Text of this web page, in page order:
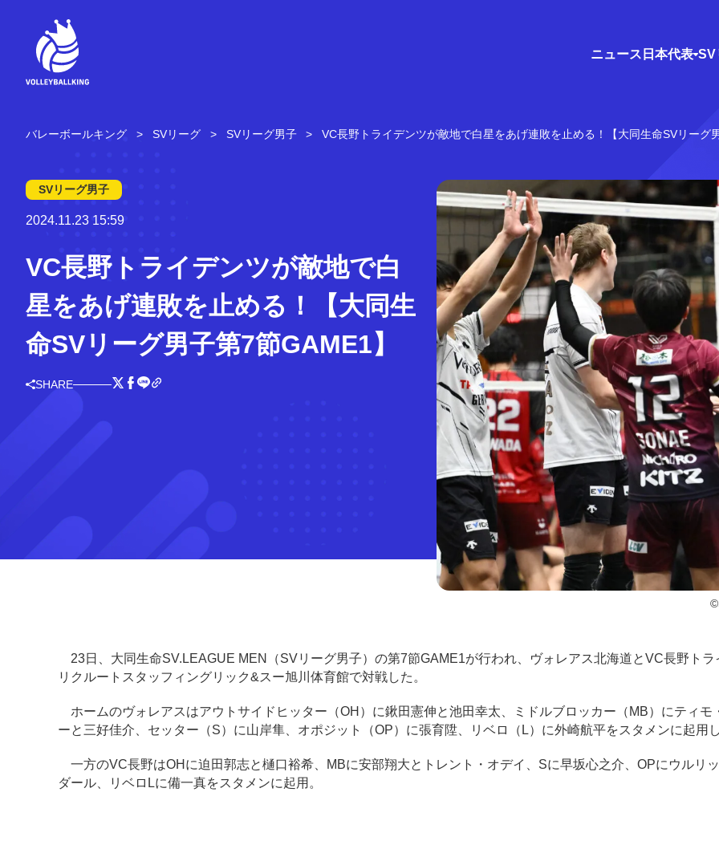
ニュース 日本代表 SV
バレーボールキング SVリーグ SVリーグ男子 VC長野トライデンツが敵地で白星をあげ連敗を止める！【大同生命SVリーグ
SVリーグ男子
2024.11.23 15:59
VC長野トライデンツが敵地で白
星をあげ連敗を止める！【大同生
命SVリーグ男子第7節GAME1】
SHARE
23日、大同生命SV.LEAGUE MEN（SVリーグ男子）の第7節GAME1が行われ、ヴォレアス北海道とVC長野トラ
リクルートスタッフィングリック&スー旭川体育館で対戦した。
ホームのヴォレアスはアウトサイドヒッター（OH）に鍬田憲伸と池田幸太、ミドルブロッカー（MB）にティモ
ーと三好佳介、セッター（S）に山岸隼、オポジット（OP）に張育陞、リベロ（L）に外崎航平をスタメンに起用
一方のVC長野はOHに迫田郭志と樋口裕希、MBに安部翔大とトレント・オデイ、Sに早坂心之介、OPにウルリ
ダール、リベロLに備一真をスタメンに起用。